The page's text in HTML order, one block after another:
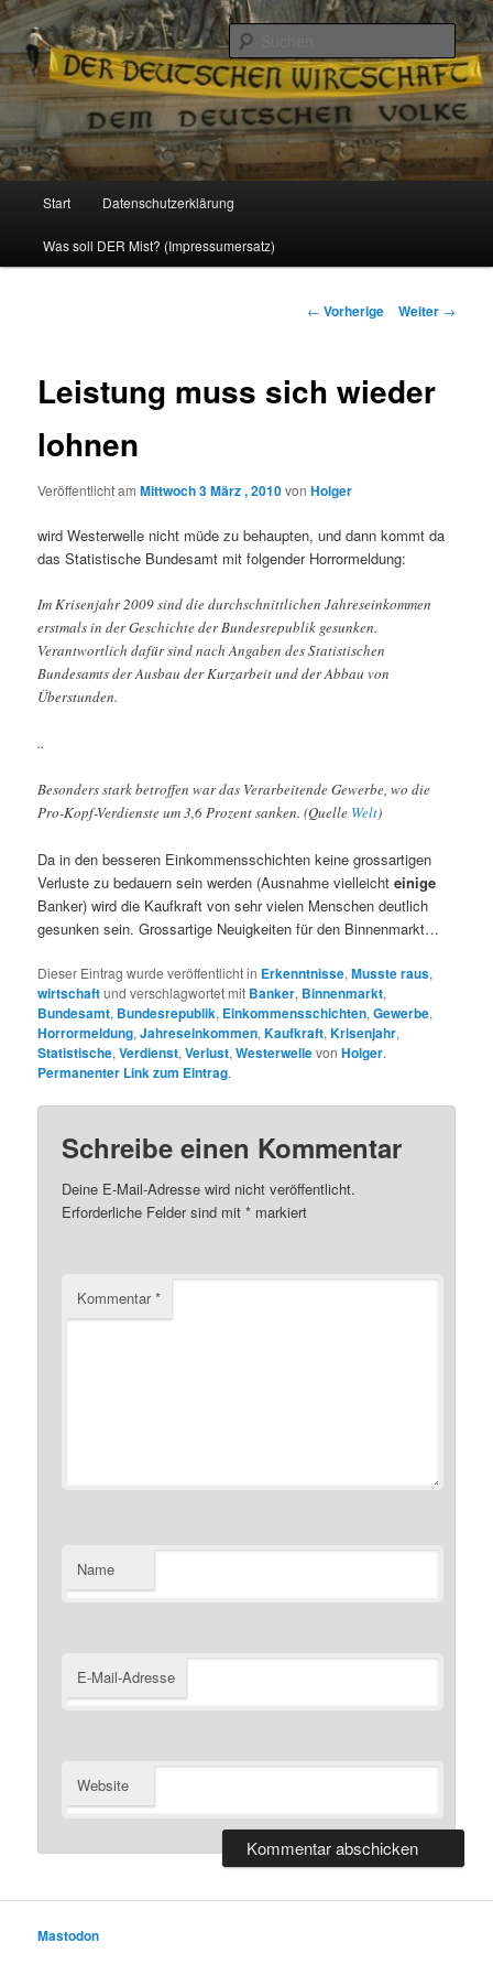
Reizzentrum
Politik, Wirtschaft, Soziales und Gesellschaft
Zum
Inhalt
Start Datenschutzerklärung
Was soll DER Mist? (Impressumersatz)
Beitrags-
← Vorherige Weiter →
Leistung muss sich wieder
lohnen
Veröffentlicht amMittwoch 3 März , 2010vonHolger
wird Westerwelle nicht müde zu behaupten, und dann kommt da
das Statistische Bundesamt mit folgender Horrormeldung:
Im Krisenjahr 2009 sind die durchschnittlichen Jahreseinkommen
erstmals in der Geschichte der Bundesrepublik gesunken.
Verantwortlich dafür sind nach Angaben des Statistischen
Bundesamts der Ausbau der Kurzarbeit und der Abbau von
Überstunden.
..
Besonders stark betroffen war das Verarbeitende Gewerbe, wo die
Pro-Kopf-Verdienste um 3,6 Prozent sanken. (Quelle Welt)
Da in den besseren Einkommensschichten keine grossartigen
Verluste zu bedauern sein werden (Ausnahme vielleichteinige
Banker) wird die Kaufkraft von sehr vielen Menschen deutlich
gesunken sein. Grossartige Neuigkeiten für den Binnenmarkt…
Dieser Eintrag wurde veröffentlicht in Erkenntnisse,Musste raus,
wirtschaftund verschlagwortet mit Banker, Binnenmarkt,
Bundesamt, Bundesrepublik, Einkommensschichten,Gewerbe,
Horrormeldung,Jahreseinkommen,Kaufkraft,Krisenjahr,
Statistische,Verdienst,Verlust,WesterwellevonHolger.
Permanenter Link zum Eintrag.
Schreibe einen Kommentar
Deine E-Mail-Adresse wird nicht veröffentlicht.
Erforderliche Felder sind mit* markiert
Kommentar*
Name
E-Mail-Adresse
Website
Mastodon